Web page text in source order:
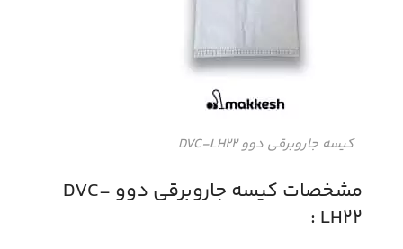
کیسه جاروبرقی دوو DVC-LH22
مشخصات کیسه جاروبرقی دوو DVC-
LH22 :